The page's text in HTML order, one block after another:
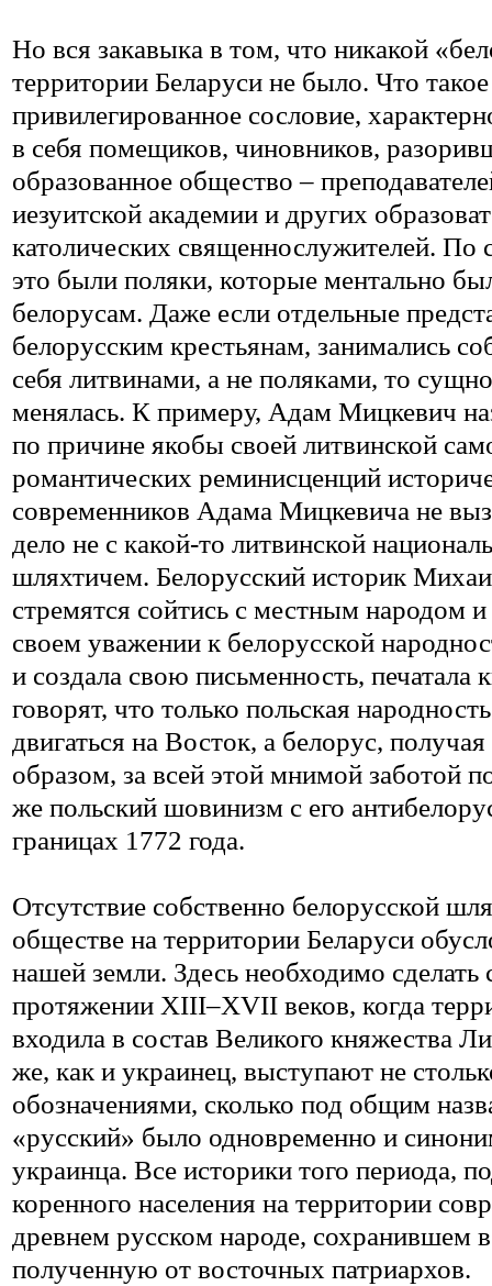
Но вся закавыка в том, что никакой
территории Беларуси не было. Что
привилегированное сословие,
в себя помещиков, чиновников,
образованное общество –
иезуитской академии и других
католических священнослужителей. По
это были поляки, которые ментально
белорусам. Даже если отдельные
белорусским крестьянам, занимались
себя литвинами, а не поляками, то
менялась. К примеру, Адам Мицкевич
по причине якобы своей литвинской
романтических реминисценций
современников Адама Мицкевича не
дело не с какой-то литвинской
шляхтичем. Белорусский историк
стремятся сойтись с местным народом
своем уважении к белорусской
и создала свою письменность,
говорят, что только польская
двигаться на Восток, а белорус,
образом, за всей этой мнимой заботой
же польский шовинизм с его
границах 1772 года.
Отсутствие собственно белорусской
обществе на территории Беларуси
нашей земли. Здесь необходимо
протяжении XIII–XVII веков, когда
входила в состав Великого княжества
же, как и украинец, выступают не
обозначениями, сколько под общим
«русский» было одновременно и
украинца. Все историки того периода,
коренного населения на территории
древнем русском народе, сохранившем
полученную от восточных патриархов.